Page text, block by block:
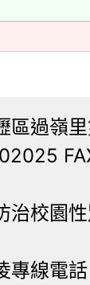
區過嶺
治校園
專線電